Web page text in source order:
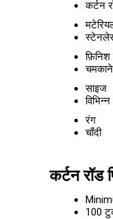
कर्टन
चमकाने
साइज
रंग
चाँदी
कर्टन रॉड
100